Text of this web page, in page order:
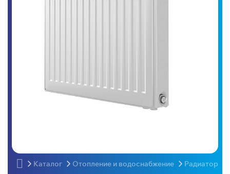
Каталог Отопление и водоснабжение Радиаторы